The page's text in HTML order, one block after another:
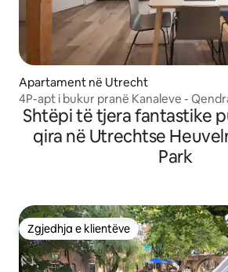
Apartament në Utrecht
4P-apt i bukur pranë Kanaleve -
Utrehtit
Shtëpi të tjera fantastike
qira në Utrechtse
Park
Zgjedhja e klientëve
Zgjedhja e klientëve